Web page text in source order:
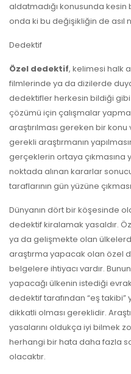
aldatmadığı konusunda kesin
onda ki bu değişikliğin de asıl
Dedektif
Özel dedektif, kelimesi halk
filmlerinde ya da dizilerde
dedektifler herkesin bildiği
çözümü için çalışmalar
araştırılması gereken bir
gerekli araştırmanın
gerçeklerin ortaya çıkmasına
noktada alınan kararlar
taraflarının gün yüzüne
Dünyanın dört bir köşesinde
dedektif kiralamak yasaldır.
ya da gelişmekte olan
araştırma yapacak olan özel
belgelere ihtiyacı vardır.
yapacağı ülkenin istediği
dedektif tarafından “eş
dikkatli olması gereklidir.
yasalarını oldukça iyi bilmek
herhangi bir hata daha fazla
olacaktır.